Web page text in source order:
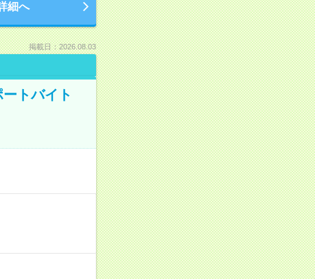
細へ
掲載日：2026.08.03
トバイト